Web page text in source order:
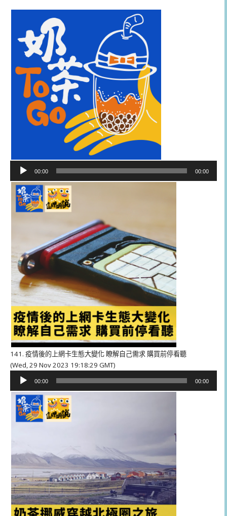
播
器
00:00 00:00
141. 疫情後的上網卡生態大變化 瞭解自己需求 購買前停看聽
(Wed, 29 Nov 2023 19:18:29 GMT)
播
器
00:00 00:00